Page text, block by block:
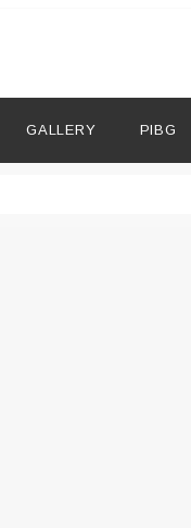
GALLERY PIBG